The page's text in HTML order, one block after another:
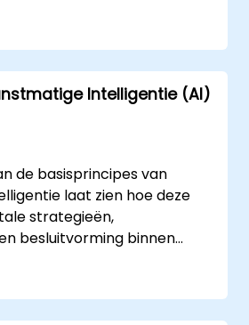
in verschillende
auto: van eenvoudige
beeldherkenning tot
Intelligentie (AI)
de basisprincipes van
laat zien hoe deze
strategieën,
besluitvorming binnen
concepten zoals de
AI, methoden voor